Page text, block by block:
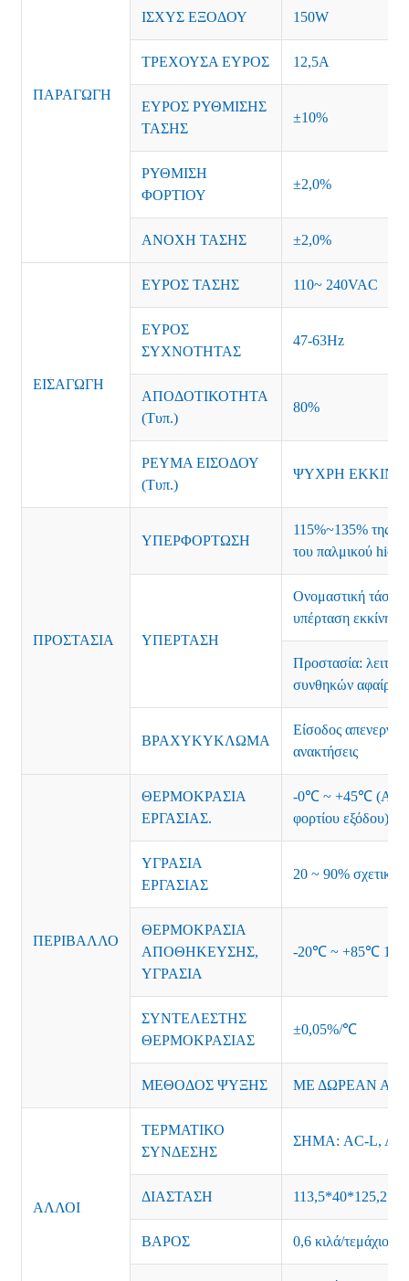
ΠΑΡΑΓΩΓΗ
ΙΣΧΥΣ ΕΞΟΔΟΥ 150W
ΤΡΕΧΟΥΣΑ ΕΥΡΟΣ 12,5Α
ΕΥΡΟΣ ΡΥΘΜΙΣΗΣ
ΤΑΣΗΣ
±10%
ΡΥΘΜΙΣΗ
ΦΟΡΤΙΟΥ
±2,0%
ΑΝΟΧΗ ΤΑΣΗΣ ±2,0%
ΕΙΣΑΓΩΓΗ
ΕΥΡΟΣ ΤΑΣΗΣ 110~ 240VAC
ΕΥΡΟΣ
ΣΥΧΝΟΤΗΤΑΣ
47-63Hz
ΑΠΟΔΟΤΙΚΟΤΗΤΑ
(Τυπ.)
80%
ΡΕΥΜΑ ΕΙΣΟΔΟΥ
(Τυπ.)
ΨΥΧΡΗ
ΠΡΟΣΤΑΣΙΑ
ΥΠΕΡΦΟΡΤΩΣΗ
115%~135% της
του παλμικού
ΥΠΕΡΤΑΣΗ
Ονομαστική τάση
υπέρταση
Προστασία:
συνθηκών
ΒΡΑΧΥΚΥΚΛΩΜΑ
Είσοδος
ανακτήσεις
ΠΕΡΙΒΑΛΛΟ
ΘΕΡΜΟΚΡΑΣΙΑ
ΕΡΓΑΣΙΑΣ.
-0℃ ~ +45℃
φορτίου εξόδου)
ΥΓΡΑΣΙΑ
ΕΡΓΑΣΙΑΣ
20 ~ 90% σχετική
ΘΕΡΜΟΚΡΑΣΙΑ
ΑΠΟΘΗΚΕΥΣΗΣ,
ΥΓΡΑΣΙΑ
-20℃ ~ +85℃
ΣΥΝΤΕΛΕΣΤΗΣ
ΘΕΡΜΟΚΡΑΣΙΑΣ
±0,05%/℃
ΜΕΘΟΔΟΣ ΨΥΞΗΣ ΜΕ ΔΩΡΕΑΝ
ΑΛΛΟΙ
ΤΕΡΜΑΤΙΚΟ
ΣΥΝΔΕΣΗΣ
ΣΗΜΑ: AC-L, AC-
ΔΙΑΣΤΑΣΗ 113,5*40*125,2
ΒΑΡΟΣ 0,6 κιλά/τεμάχιο